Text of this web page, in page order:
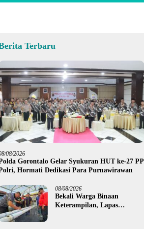
Terbaru
08/2026
Gorontalo Gelar Syukuran HUT ke-27 PP
Hormati Dedikasi Para Purnawirawan
08/08/2026
Bekali Warga Binaan
Keterampilan, Lapas